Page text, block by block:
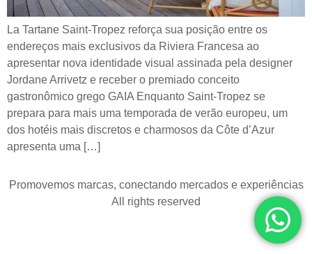
La Tartane Saint-Tropez reforça sua posição entre os
endereços mais exclusivos da Riviera Francesa ao
apresentar nova identidade visual assinada pela designer
Jordane Arrivetz e receber o premiado conceito
gastronômico grego GAIA Enquanto Saint-Tropez se
prepara para mais uma temporada de verão europeu, um
dos hotéis mais discretos e charmosos da Côte d’Azur
apresenta uma […]
Promovemos marcas, conectando mercados e experiências
All rights reserved